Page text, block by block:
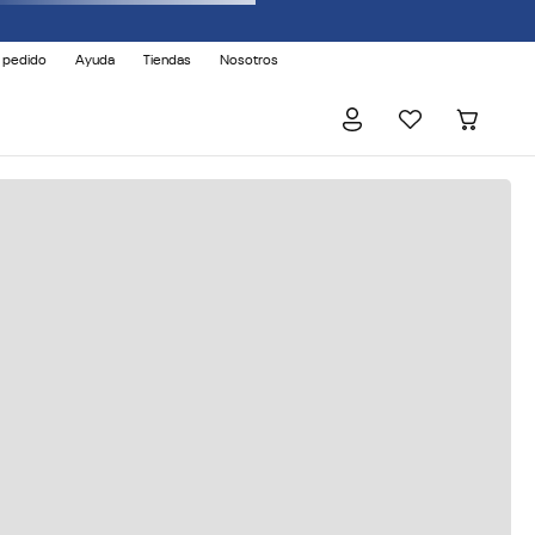
pedido Ayuda Tiendas Nosotros